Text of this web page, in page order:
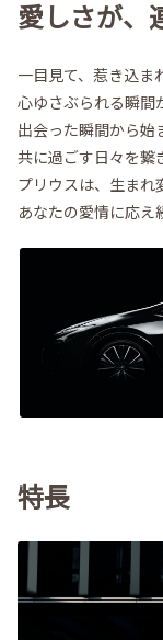
愛しさが、
一目見て、惹き込ま
心ゆさぶられる瞬間
出会った瞬間から始
共に過ごす日々を繋
プリウスは、生まれ
あなたの愛情に応え
特長